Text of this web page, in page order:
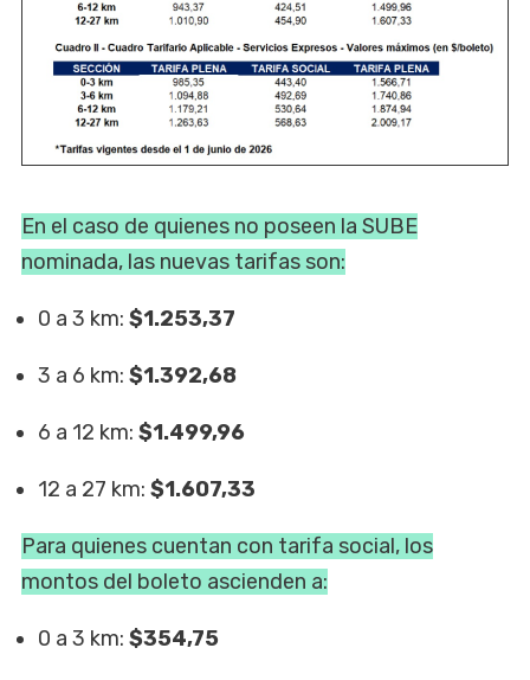
En el caso de quienes no poseen la SUBE
nominada, las nuevas tarifas son:
0 a 3 km:$1.253,37
3 a 6 km:$1.392,68
6 a 12 km:$1.499,96
12 a 27 km:$1.607,33
Para quienes cuentan con tarifa social, los
montos del boleto ascienden a:
0 a 3 km:$354,75